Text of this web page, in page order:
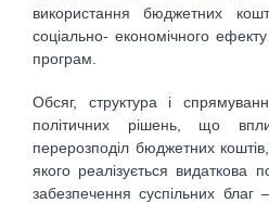
використання бюджетних
соціально- економічного
програм.
Обсяг, структура і
політичних рішень, що
перерозподіл бюджетних
якого реалізується видаткова
забезпечення суспільних